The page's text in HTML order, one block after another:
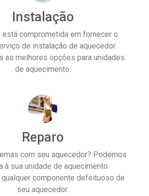
Instalação
está comprometida em fornecer o
de instalação de aquecedor.
as melhores opções para unidades
de aquecimento.
Reparo
com seu aquecedor? Podemos
à sua unidade de aquecimento.
qualquer componente defeituoso de
seu aquecedor.